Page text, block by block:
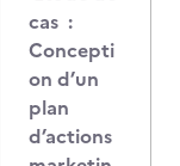
cas :
Concepti
on d’un
plan
d’actions